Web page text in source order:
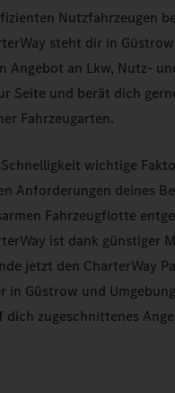
Nutzfahrzeugen
steht dir in
Angebot an Lkw, Nutz-
Seite und berät dich
Fahrzeugarten.
wichtige
Anforderungen deines
Fahrzeugflotte
ist dank günstiger
jetzt den CharterWay
in Güstrow und
dich zugeschnittenes